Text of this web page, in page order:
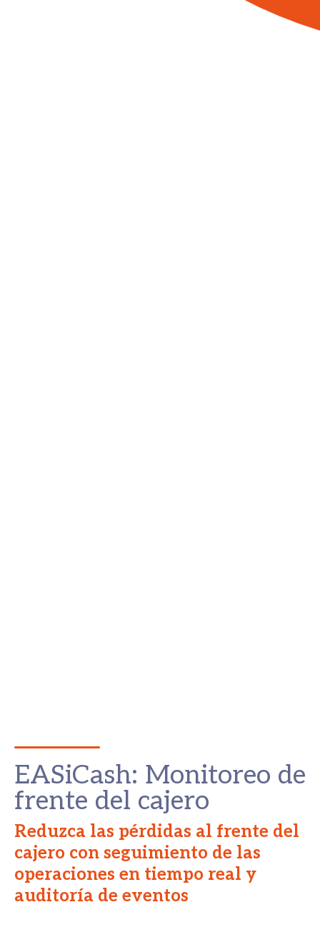
EASiCash: Monitoreo de
frente del cajero
Reduzca las pérdidas al frente del
cajero con seguimiento de las
operaciones en tiempo real y
auditoría de eventos